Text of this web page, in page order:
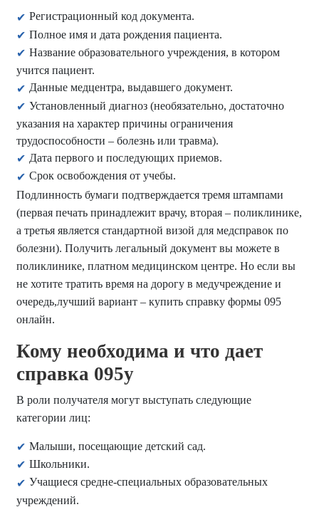
Регистрационный код документа.
Полное имя и дата рождения пациента.
Название образовательного учреждения, в котором
учится пациент.
Данные медцентра, выдавшего документ.
Установленный диагноз (необязательно, достаточно
указания на характер причины ограничения
трудоспособности – болезнь или травма).
Дата первого и последующих приемов.
Срок освобождения от учебы.
Подлинность бумаги подтверждается тремя штампами
(первая печать принадлежит врачу, вторая – поликлинике,
а третья является стандартной визой для медсправок по
болезни). Получить легальный документ вы можете в
поликлинике, платном медицинском центре. Но если вы
не хотите тратить время на дорогу в медучреждение и
очередь,лучший вариант – купить справку формы 095
онлайн.
Кому необходима и что дает
справка 095у
В роли получателя могут выступать следующие
категории лиц:
Малыши, посещающие детский сад.
Школьники.
Учащиеся средне-специальных образовательных
учреждений.